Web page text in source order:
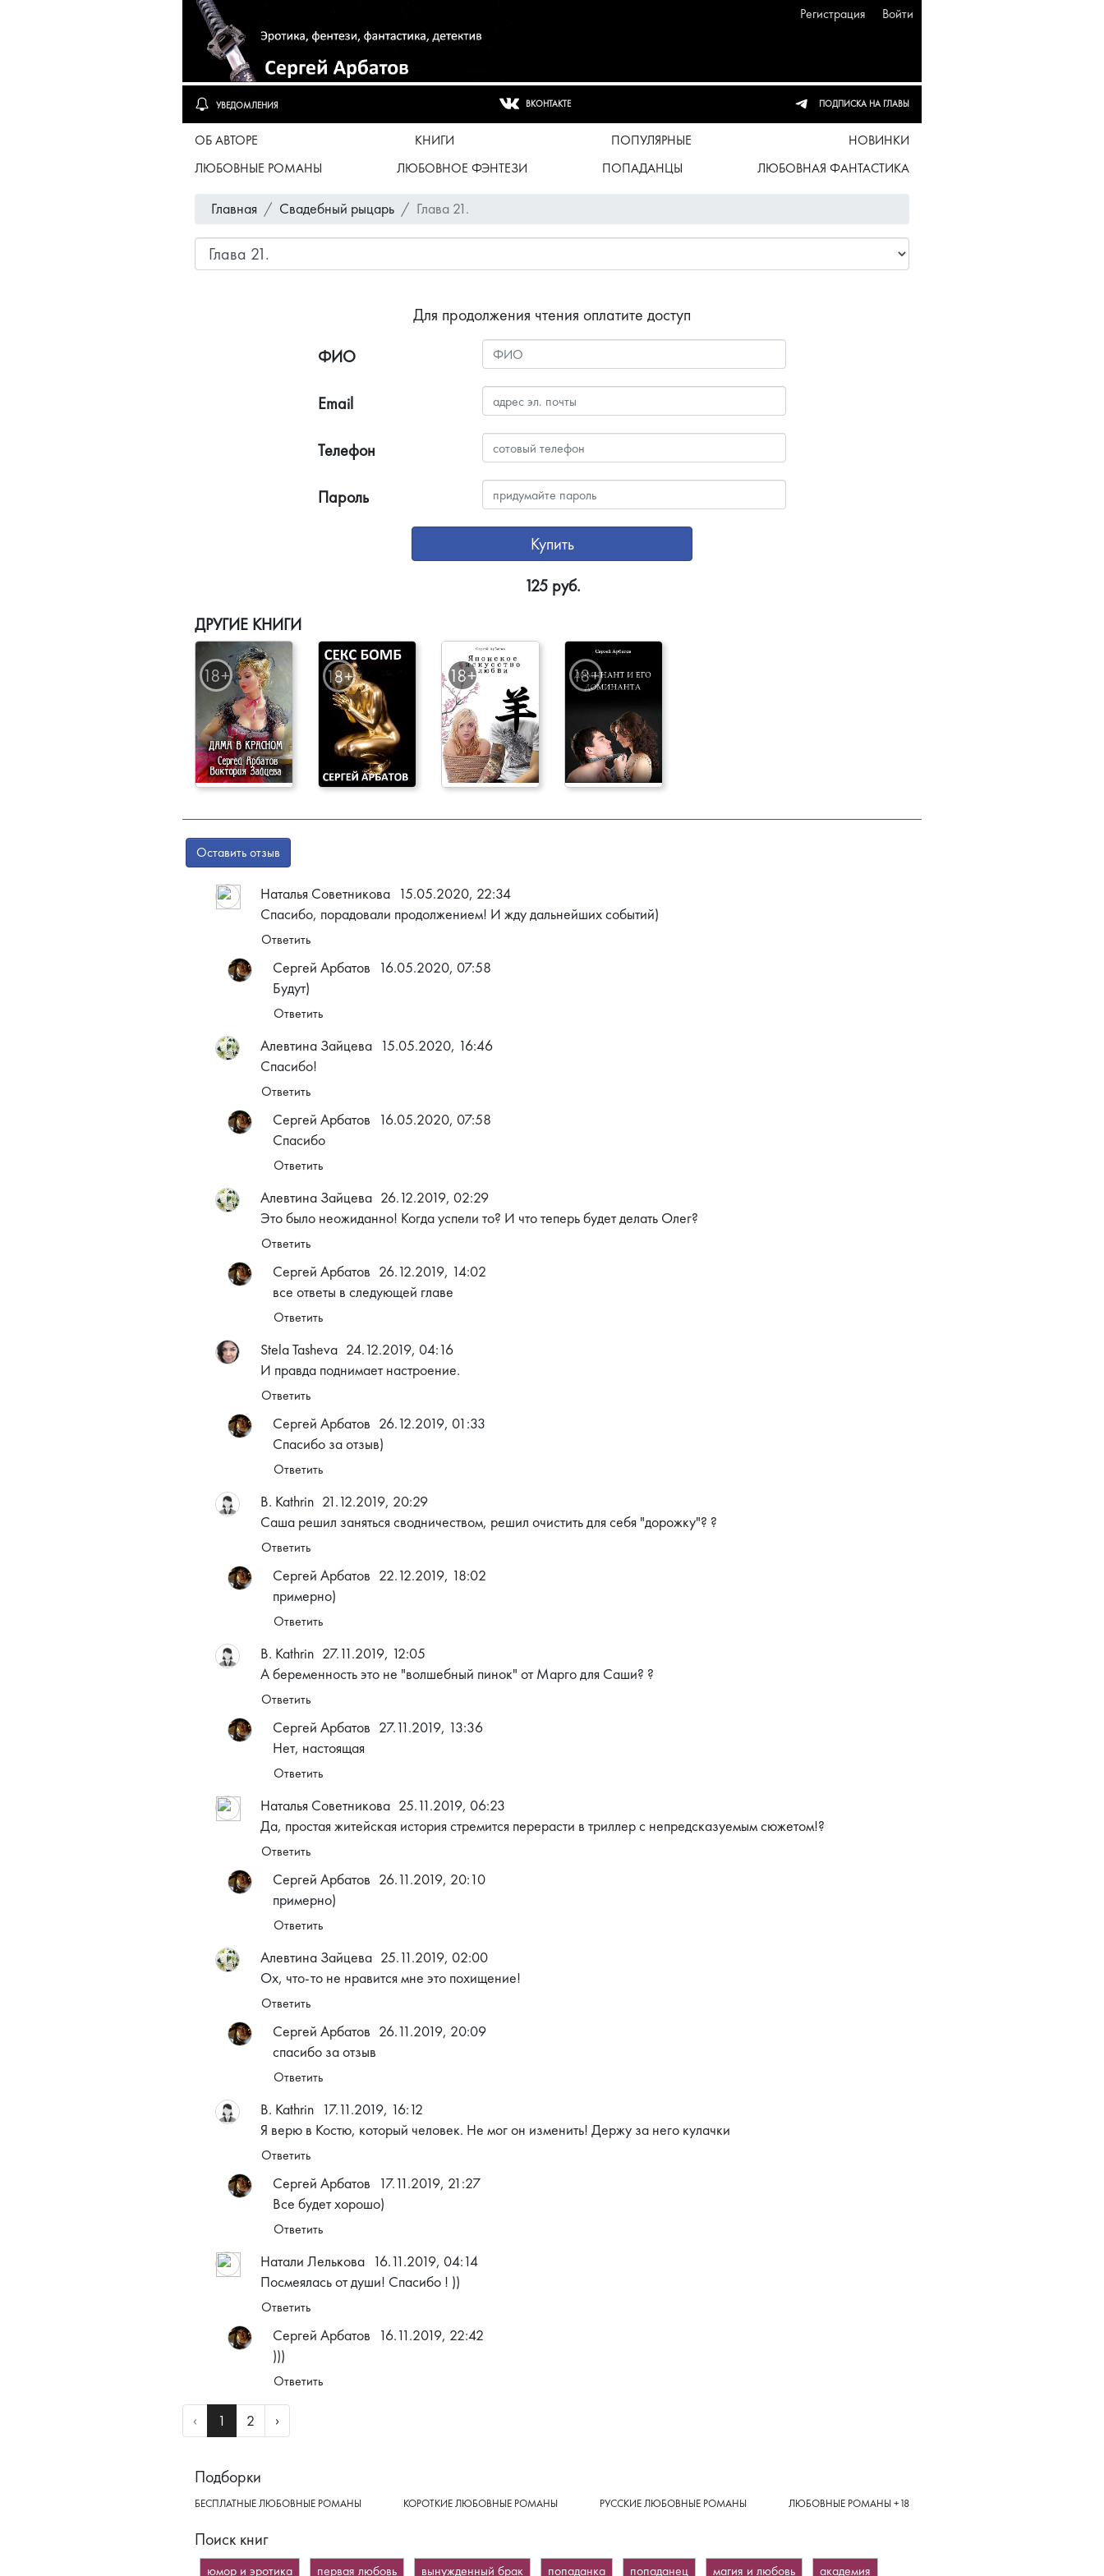
Регистрация Войти
УВЕДОМЛЕНИЯ ВКОНТАКТЕ ПОДПИСКА НА ГЛАВЫ
ОБ АВТОРЕ КНИГИ ПОПУЛЯРНЫЕ
НОВИНКИ
ЛЮБОВНЫЕ РОМАНЫ
ЛЮБОВНОЕ ФЭНТЕЗИ ПОПАДАНЦЫ ЛЮБОВНАЯ ФАНТАСТИКА
Главная Свадебный рыцарь Глава 21.
Для продолжения чтения оплатите доступ
ФИО
Email
Телефон
Пароль
Купить
125руб.
ДРУГИЕ КНИГИ
Оставить отзыв
Наталья Советникова 15.05.2020, 22:34
Спасибо, порадовали продолжением! И жду дальнейших событий)
Ответить
Сергей Арбатов
16.05.2020, 07:58
Будут)
Ответить
Алевтина Зайцева 15.05.2020, 16:46
Спасибо!
Ответить
Сергей Арбатов
16.05.2020, 07:58
Спасибо
Ответить
Алевтина Зайцева 26.12.2019, 02:29
Это было неожиданно! Когда успели то? И что теперь будет делать Олег?
Ответить
Сергей Арбатов 26.12.2019, 14:02
все ответы в следующей главе
Ответить
Stela Tasheva 24.12.2019, 04:16
И правда поднимает настроение.
Ответить
Сергей Арбатов 26.12.2019, 01:33
Спасибо за отзыв)
Ответить
B. Kathrin 21.12.2019, 20:29
Саша решил заняться сводничеством, решил очистить для себя "дорожку"? ?
Ответить
Сергей Арбатов 22.12.2019, 18:02
примерно)
Ответить
B. Kathrin 27.11.2019, 12:05
А беременность это не "волшебный пинок" от Марго для Саши? ?
Ответить
Сергей Арбатов 27.11.2019, 13:36
Нет, настоящая
Ответить
Наталья Советникова 25.11.2019, 06:23
Да, простая житейская история стремится перерасти в триллер с непредсказуемым сюжетом!?
Ответить
Сергей Арбатов 26.11.2019, 20:10
примерно)
Ответить
Алевтина Зайцева 25.11.2019, 02:00
Ох, что-то не нравится мне это похищение!
Ответить
Сергей Арбатов 26.11.2019, 20:09
спасибо за отзыв
Ответить
B. Kathrin 17.11.2019, 16:12
Я верю в Костю, который человек. Не мог он изменить! Держу за него кулачки
Ответить
Сергей Арбатов
17.11.2019, 21:27
Все будет хорошо)
Ответить
Натали Лелькова 16.11.2019, 04:14
Посмеялась от души! Спасибо ! ))
Ответить
Сергей Арбатов
16.11.2019, 22:42
)))
Ответить
‹ Previous
1 2 ›Next
Подборки
БЕСПЛАТНЫЕ ЛЮБОВНЫЕ РОМАНЫ КОРОТКИЕ ЛЮБОВНЫЕ РОМАНЫ РУССКИЕ ЛЮБОВНЫЕ РОМАНЫ ЛЮБОВНЫЕ РОМАНЫ +18
Поиск книг
юмор и эротика первая любовь вынужденный брак попаданка попаданец магия и любовь академия